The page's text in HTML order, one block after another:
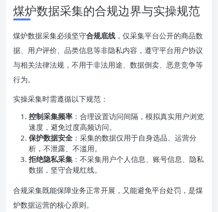
煤炉数据采集的合规边界与实操规范
煤炉数据采集必须坚守合规底线 ，仅采集平台公开的商品数
据、用户评价、品类信息等非隐私内容，遵守平台用户协议
与相关法律法规，不用于非法用途、数据倒卖、恶意竞争等
行为。
实操采集时需遵循以下规范：
控制采集频率 ：合理设置访问间隔，模拟真实用户浏览
速度，避免过度高频访问。
保护数据安全 ：采集的数据仅用于自身选品、运营分
析，不泄露、不滥用。
拒绝隐私采集 ：不采集用户个人信息、账号信息、隐私
数据，坚守合规红线。
合规采集既能保障业务正常开展，又能避免平台处罚，是煤
炉数据运营的核心原则。